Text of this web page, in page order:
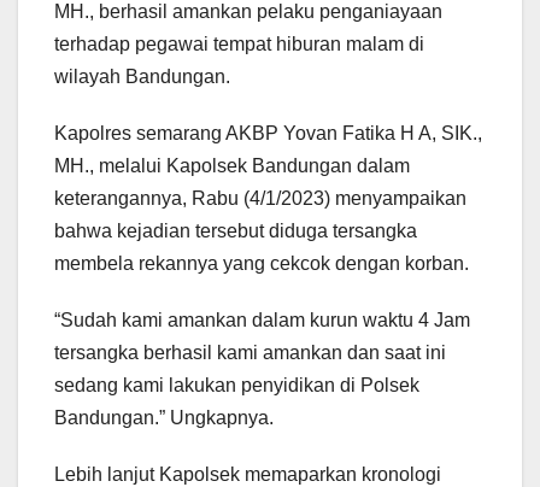
MH., berhasil amankan pelaku penganiayaan
terhadap pegawai tempat hiburan malam di
wilayah Bandungan.
Kapolres semarang AKBP Yovan Fatika H A, SIK.,
MH., melalui Kapolsek Bandungan dalam
keterangannya, Rabu (4/1/2023) menyampaikan
bahwa kejadian tersebut diduga tersangka
membela rekannya yang cekcok dengan korban.
“Sudah kami amankan dalam kurun waktu 4 Jam
tersangka berhasil kami amankan dan saat ini
sedang kami lakukan penyidikan di Polsek
Bandungan.” Ungkapnya.
Lebih lanjut Kapolsek memaparkan kronologi